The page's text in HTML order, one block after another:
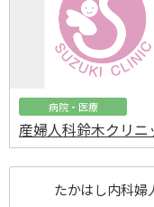
病院・医療
産婦人科鈴木クリニ
たかはし内科婦